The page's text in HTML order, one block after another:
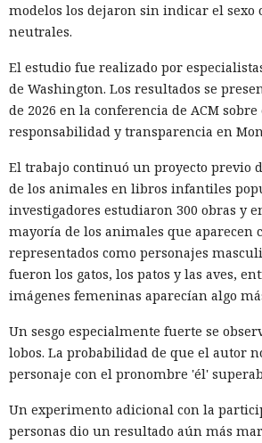
Washington. Su sentencia se dictará el
pena máxima es de hasta 32 años de
Muka y sus cómplices utilizaron
acceder a cuentas de Snowflake y
menos 165 empresas. Entre las
AT&T, Ticketmaster, Advance Auto
grandes de Estados Unidos.
La magnitud de las filtraciones fue
AT&T se trató de registros de llamadas
de 100 millones de abonados, y el
afectó a alrededor de 560 millones de
y octubre de 2024. Los atacantes
bancarias, información financiera,
la Administración para el Control de
Tras robar los datos, los hackers
modelos los dejaron sin indicar el sexo
neutrales.
El estudio fue realizado por
de Washington. Los resultados se
de 2026 en la conferencia de ACM
responsabilidad y transparencia en
El trabajo continuó un proyecto previo
de los animales en libros infantiles
investigadores estudiaron 300 obras y
mayoría de los animales que aparecen
representados como personajes
fueron los gatos, los patos y las aves,
imágenes femeninas aparecían algo
Un sesgo especialmente fuerte se
lobos. La probabilidad de que el autor
personaje con el pronombre 'él'
Un experimento adicional con la
personas dio un resultado aún más